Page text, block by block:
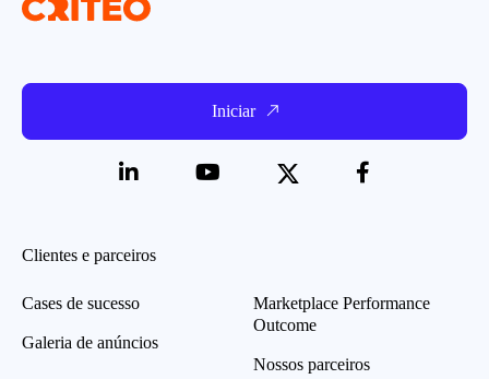
Iniciar
Clientes e parceiros
Cases de sucesso
Galeria de anúncios
Marketplace Performance
Outcome
Nossos parceiros